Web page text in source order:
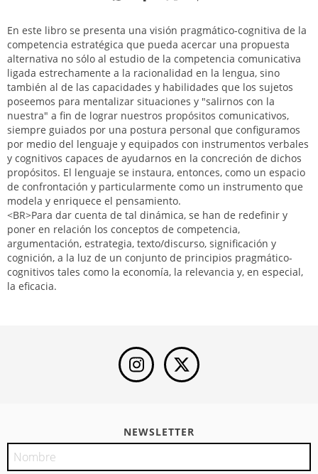
En este libro se presenta una visión pragmático-cognitiva de la
competencia estratégica que pueda acercar una propuesta
alternativa no sólo al estudio de la competencia comunicativa
ligada estrechamente a la racionalidad en la lengua, sino
también al de las capacidades y habilidades que los sujetos
poseemos para mentalizar situaciones y "salirnos con la
nuestra" a fin de lograr nuestros propósitos comunicativos,
siempre guiados por una postura personal que configuramos
por medio del lenguaje y equipados con instrumentos verbales
y cognitivos capaces de ayudarnos en la concreción de dichos
propósitos. El lenguaje se instaura, entonces, como un espacio
de confrontación y particularmente como un instrumento que
modela y enriquece el pensamiento.
<BR>Para dar cuenta de tal dinámica, se han de redefinir y
poner en relación los conceptos de competencia,
argumentación, estrategia, texto/discurso, significación y
cognición, a la luz de un conjunto de principios pragmático-
cognitivos tales como la economía, la relevancia y, en especial,
la eficacia.
NEWSLETTER